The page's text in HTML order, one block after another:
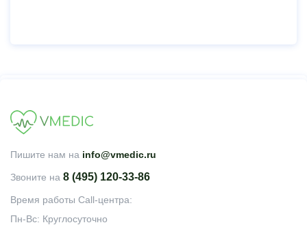
Пишите нам на info@vmedic.ru
Звоните на 8 (495) 120-33-86
Время работы Call-центра:
Пн-Вс: Круглосуточно